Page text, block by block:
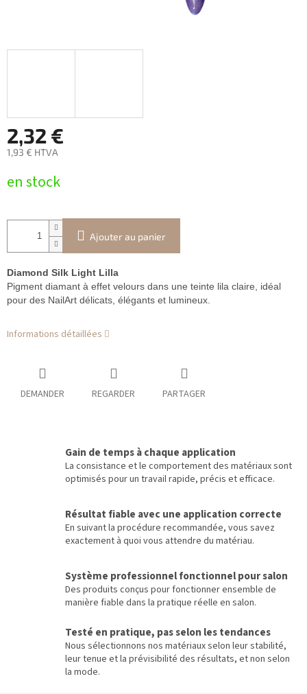
2,32 €
1,93 € HTVA
de
en stock
Ajouter au panier
Diamond Silk Light Lilla
Pigment diamant à effet velours dans une teinte lila claire, idéal
pour des NailArt délicats, élégants et lumineux.
Informations détaillées
DEMANDER REGARDER PARTAGER
Gain de temps à chaque application
La consistance et le comportement des matériaux sont
optimisés pour un travail rapide, précis et efficace.
Résultat fiable avec une application correcte
En suivant la procédure recommandée, vous savez
exactement à quoi vous attendre du matériau.
Système professionnel fonctionnel pour salon
Des produits conçus pour fonctionner ensemble de
manière fiable dans la pratique réelle en salon.
Testé en pratique, pas selon les tendances
Nous sélectionnons nos matériaux selon leur stabilité,
leur tenue et la prévisibilité des résultats, et non selon
la mode.